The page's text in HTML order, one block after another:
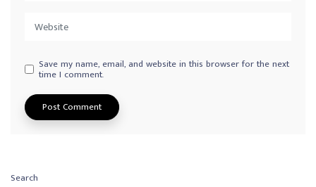
Save my name, email, and website in this browser for the next
time I comment.
Search